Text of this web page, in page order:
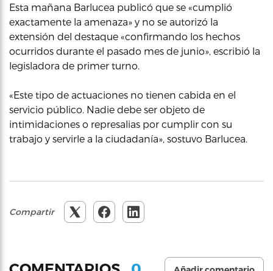
Esta mañana Barlucea publicó que se «cumplió
exactamente la amenaza» y no se autorizó la
extensión del destaque «confirmando los hechos
ocurridos durante el pasado mes de junio», escribió la
legisladora de primer turno.
«Este tipo de actuaciones no tienen cabida en el
servicio público. Nadie debe ser objeto de
intimidaciones o represalias por cumplir con su
trabajo y servirle a la ciudadanía», sostuvo Barlucea.
Compartir